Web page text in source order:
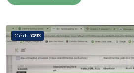
Cód. 7493